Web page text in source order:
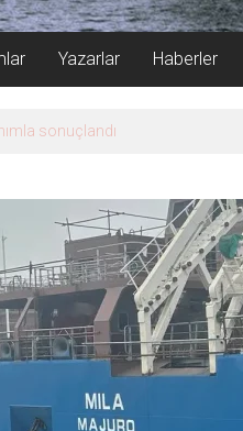
Yazarlar Haberler
sonuçlandı